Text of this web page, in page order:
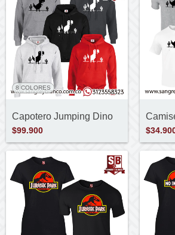
8 COLORES
Capotero Jumping Dino
$99.900